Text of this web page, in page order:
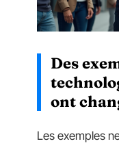
Des
ont
Les exemples